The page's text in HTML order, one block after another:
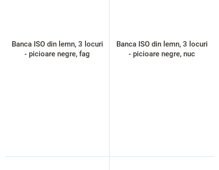
Banca ISO din lemn, 3 locuri
- picioare negre, fag
Banca ISO din lemn, 3 locuri
- picioare negre, nuc